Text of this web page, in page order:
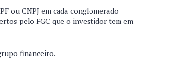
ou CNPJ em cada conglomerado
pelo FGC que o investidor tem em
financeiro.